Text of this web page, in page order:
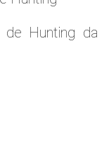
Hunting da